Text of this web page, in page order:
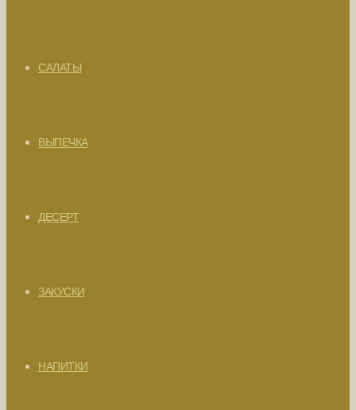
САЛАТЫ
ВЫПЕЧКА
ДЕСЕРТ
ЗАКУСКИ
НАПИТКИ